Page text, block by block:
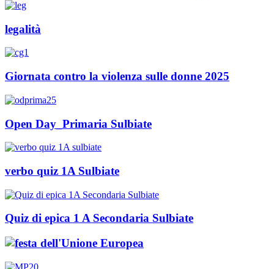
legalità
Giornata contro la violenza sulle donne 2025
Open Day_Primaria Sulbiate
verbo quiz 1A Sulbiate
Quiz di epica 1 A Secondaria Sulbiate